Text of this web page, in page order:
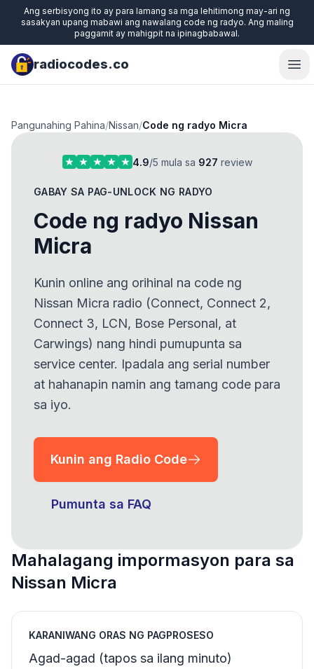
Ang serbisyong ito ay para lamang sa mga lehitimong may-ari ng
sasakyan upang mabawi ang nawalang code ng radyo. Ang maling
paggamit ay mahigpit na ipinagbabawal.
radiocodes.co
Pangunahing Pahina/Nissan/Code ng radyo Micra
4.9/5 mula sa 927 review
GABAY SA PAG-UNLOCK NG RADYO
Code ng radyo Nissan
Micra
Kunin online ang orihinal na code ng
Nissan Micra radio (Connect, Connect 2,
Connect 3, LCN, Bose Personal, at
Carwings) nang hindi pumupunta sa
service center. Ipadala ang serial number
at hahanapin namin ang tamang code para
sa iyo.
Kunin ang Radio Code
Pumunta sa FAQ
Mahalagang impormasyon para sa
Nissan Micra
KARANIWANG ORAS NG PAGPROSESO
Agad-agad (tapos sa ilang minuto)